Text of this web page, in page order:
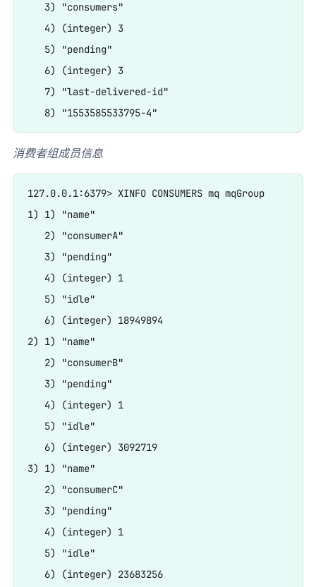
   3) "consumers"
   4) (integer) 3
   5) "pending"
   6) (integer) 3
   7) "last-delivered-id"
消费者组成员信息
127.0.0.1:6379> XINFO CONSUMERS mq mqGroup
1) 1) "name"
   2) "consumerA"
   3) "pending"
   4) (integer) 1
   5) "idle"
   6) (integer) 18949894
2) 1) "name"
   2) "consumerB"
   3) "pending"
   4) (integer) 1
   5) "idle"
   6) (integer) 3092719
3) 1) "name"
   2) "consumerC"
   3) "pending"
   4) (integer) 1
   5) "idle"